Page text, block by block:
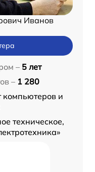
Иванов
– 5 лет
– 1 280
компьютеров и
техническое,